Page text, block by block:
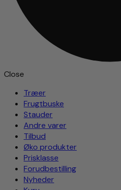
Close
Træer
Frugtbuske
Stauder
Andre varer
Tilbud
Øko produkter
Prisklasse
Forudbestilling
Nyheder